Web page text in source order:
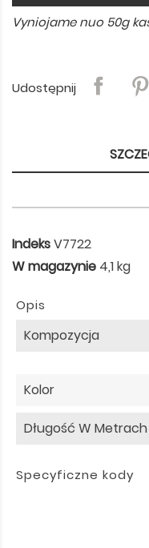
Vyniojame nuo 50g
Udostępnij
IndeksV7722
W magazynie 4,1 kg
Opis
Kompozycja
Kolor
Długość W Metrach
Specyficzne kody